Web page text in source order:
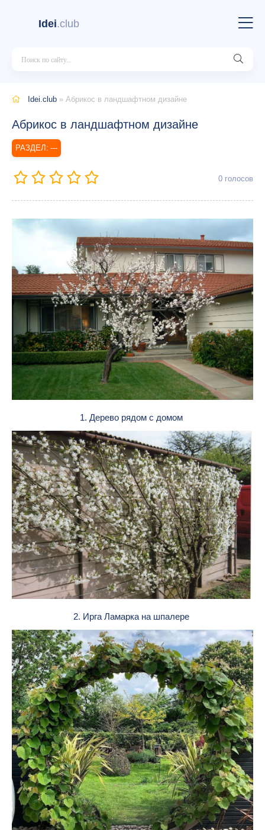
Idei.club
Idei.club » Абрикос в ландшафтном дизайне
Абрикос в ландшафтном дизайне
---
0 голосов
1. Дерево рядом с домом
2. Ирга Ламарка на шпалере